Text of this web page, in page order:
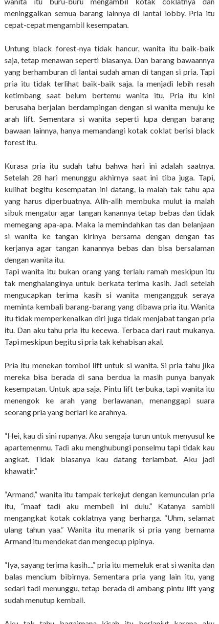
meninggalkan semua barang lainnya di lantai lobby. Pria itu
cepat-cepat mengambil kesempatan.
Untung black forest-nya tidak hancur, wanita itu baik-baik
saja, tetap menawan seperti biasanya. Dan barang bawaannya
yang berhamburan di lantai sudah aman di tangan si pria. Tapi
pria itu tidak terlihat baik-baik saja. Ia menjadi lebih resah
ketimbang saat belum bertemu wanita itu. Pria itu kini
berusaha berjalan berdampingan dengan si wanita menuju ke
arah lift. Sementara si wanita seperti lupa dengan barang
bawaan lainnya, hanya memandangi kotak coklat berisi black
forest itu.
Kurasa pria itu sudah tahu bahwa hari ini adalah saatnya.
Setelah 28 hari menunggu akhirnya saat ini tiba juga. Tapi,
kulihat begitu kesempatan ini datang, ia malah tak tahu apa
yang harus diperbuatnya. Alih-alih membuka mulut ia malah
sibuk mengatur agar tangan kanannya tetap bebas dan tidak
memegang apa-apa. Maka ia memindahkan tas dan belanjaan
si wanita ke tangan kirinya bersama dengan dengan tas
kerjanya agar tangan kanannya bebas dan bisa bersalaman
dengan wanita itu.
Tapi wanita itu bukan orang yang terlalu ramah meskipun itu
tak menghalanginya untuk berkata terima kasih. Jadi setelah
mengucapkan terima kasih si wanita mengangguk seraya
meminta kembali barang-barang yang dibawa pria itu. Wanita
itu tidak memperkenalkan diri juga tidak menjabat tangan pria
itu. Dan aku tahu pria itu kecewa. Terbaca dari raut mukanya.
Tapi meskipun begitu si pria tak kehabisan akal.
Pria itu menekan tombol lift untuk si wanita. Si pria tahu jika
mereka bisa berada di sana berdua ia masih punya banyak
kesempatan. Untuk apa saja. Pintu lift terbuka, tapi wanita itu
menengok ke arah yang berlawanan, menanggapi suara
seorang pria yang berlari ke arahnya.
“Hei, kau di sini rupanya. Aku sengaja turun untuk menyusul ke
apartemenmu. Tadi aku menghubungi ponselmu tapi tidak kau
angkat. Tidak biasanya kau datang terlambat. Aku jadi
khawatir.”
“Armand,” wanita itu tampak terkejut dengan kemunculan pria
itu, “maaf tadi aku membeli ini dulu.” Katanya sambil
mengangkat kotak coklatnya yang berharga. “Uhm, selamat
ulang tahun yaa.” Wanita itu menarik si pria yang bernama
Armand itu mendekat dan mengecup pipinya.
“Iya, sayang terima kasih....” pria itu memeluk erat si wanita dan
balas mencium bibirnya. Sementara pria yang lain itu, yang
sedari tadi menunggu, tetap berada di ambang pintu lift yang
sudah menutup kembali.